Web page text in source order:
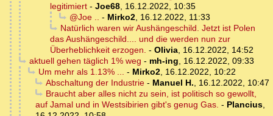
legitimiert - Joe68, 16.12.2022, 10:35
@Joe .. - Mirko2, 16.12.2022, 11:33
Natürlich waren wir Aushängeschild. Jetzt ist Polen
das Aushängeschild.... und die werden nun zur
Überheblichkeit erzogen. - Olivia, 16.12.2022, 14:52
aktuell gehen täglich 1% weg - mh-ing, 16.12.2022, 09:33
Um mehr als 1.13% ... - Mirko2, 16.12.2022, 10:22
Abschaltung der Industrie- Manuel H., 16.12.2022, 10:47
Braucht aber alles nicht zu sein, ist politisch so gewollt,
auf Jamal und in Westsibirien gibt's genug Gas. - Plancius,